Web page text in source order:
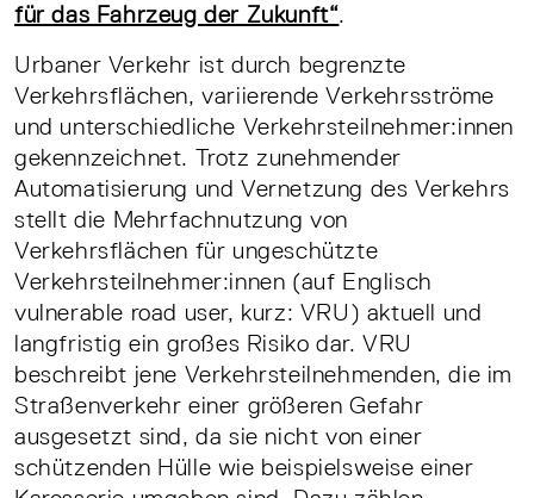
für das Fahrzeug der Zukunft“.
Urbaner Verkehr ist durch begrenzte
Verkehrsflächen, variierende Verkehrsströme
und unterschiedliche Verkehrsteilnehmer:innen
gekennzeichnet. Trotz zunehmender
Automatisierung und Vernetzung des Verkehrs
stellt die Mehrfachnutzung von
Verkehrsflächen für ungeschützte
Verkehrsteilnehmer:innen (auf Englisch
vulnerable road user, kurz: VRU) aktuell und
langfristig ein großes Risiko dar. VRU
beschreibt jene Verkehrsteilnehmenden, die im
Straßenverkehr einer größeren Gefahr
ausgesetzt sind, da sie nicht von einer
schützenden Hülle wie beispielsweise einer